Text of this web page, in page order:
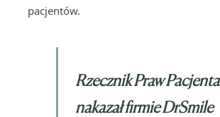
pacjentów.
Rzecznik Praw Pacjenta
nakazał firmie DrSmile